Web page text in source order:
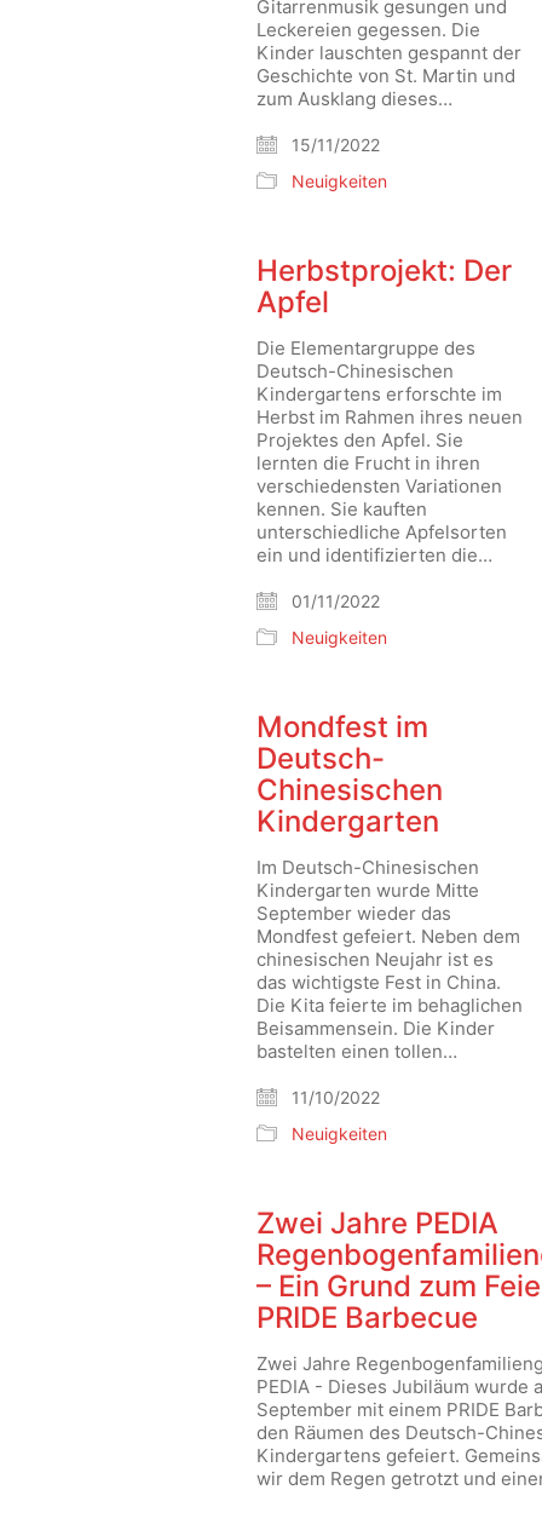
Gitarrenmusik gesungen und
Leckereien gegessen. Die
Kinder lauschten gespannt der
Geschichte von St. Martin und
zum Ausklang dieses…
15/11/2022
Neuigkeiten
Herbstprojekt: Der
Apfel
Die Elementargruppe des
Deutsch-Chinesischen
Kindergartens erforschte im
Herbst im Rahmen ihres neuen
Projektes den Apfel. Sie
lernten die Frucht in ihren
verschiedensten Variationen
kennen. Sie kauften
unterschiedliche Apfelsorten
ein und identifizierten die…
01/11/2022
Neuigkeiten
Mondfest im
Deutsch-
Chinesischen
Kindergarten
Im Deutsch-Chinesischen
Kindergarten wurde Mitte
September wieder das
Mondfest gefeiert. Neben dem
chinesischen Neujahr ist es
das wichtigste Fest in China.
Die Kita feierte im behaglichen
Beisammensein. Die Kinder
bastelten einen tollen…
11/10/2022
Neuigkeiten
Zwei Jahre PEDIA
– Ein Grund zum
PRIDE Barbecue
Zwei Jahre
PEDIA - Dieses Jubiläum wurde
September mit einem PRIDE
den Räumen des Deutsch-
Kindergartens gefeiert.
wir dem Regen getrotzt und